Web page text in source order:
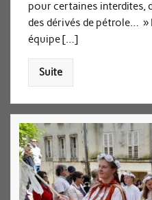
pour certaines interdites,
des dérivés de pétrole… »
équipe […]
Suite